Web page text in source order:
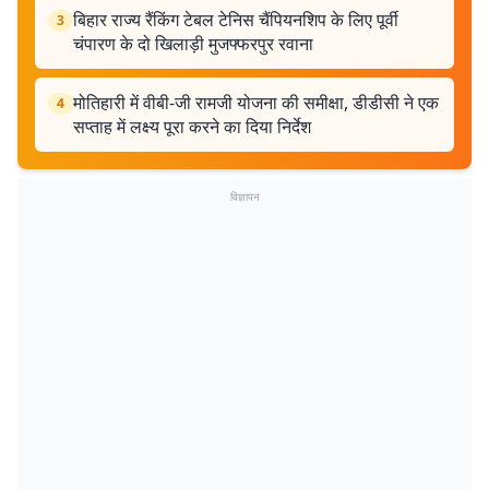
3 बिहार राज्य रैंकिंग टेबल टेनिस चैंपियनशिप के लिए पूर्वी
चंपारण के दो खिलाड़ी मुजफ्फरपुर रवाना
4 मोतिहारी में वीबी-जी रामजी योजना की समीक्षा, डीडीसी ने एक
सप्ताह में लक्ष्य पूरा करने का दिया निर्देश
विज्ञापन